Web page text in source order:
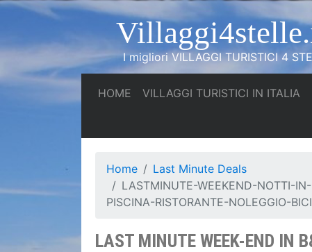
I migliori VILLAGGI TURISTICI 4
HOME (current)
VILLAGGI TURISTICI IN ITALIA
Home
Last Minute Deals
LASTMINUTE-WEEKEND-NOTTI-
PISCINA-RISTORANTE-NOLEGGIO-
LAST MINUTE WEEK-END IN